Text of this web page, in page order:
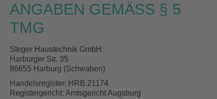
ANGABEN GEMÄSS § 5 T
MG
Steger Haustechnik GmbH
Harburger Str. 35
86655 Harburg (Schwaben)
Handelsregister: HRB 21174
Registergericht: Amtsgericht Augsburg